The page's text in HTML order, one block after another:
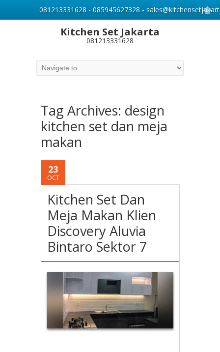
Kitchen Set Jakarta
081213331628
Tag Archives: design
kitchen set dan meja
makan
23
OCT
Kitchen Set Dan
Meja Makan Klien
Discovery Aluvia
Bintaro Sektor 7
081213331628 - 085945627328 -